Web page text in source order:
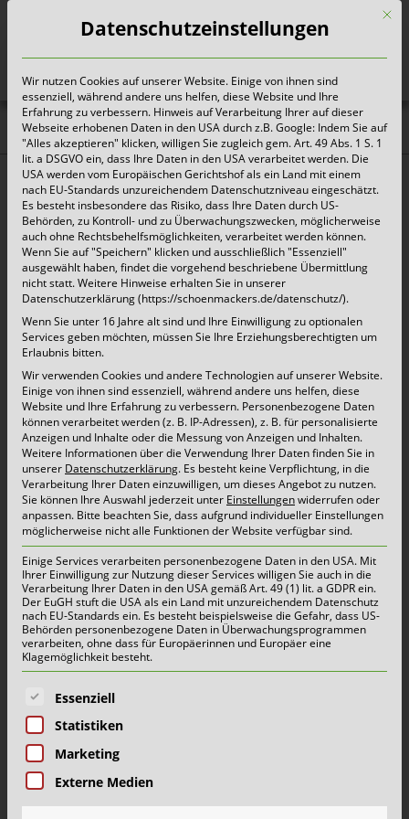
Heute für morgen sorgen
Voerde: Zum Start hakt der
Tonnentausch
Kempen/Voerde, 01. Januar 2020– In Voerde
kommt es wegen des Gefäßaustauschs beim
Restmüll und Bioabfall zu Problemen. Darauf
weist das ab 2020 beauftragte
Entsorgungsunternehmen Schönmackers hin
und bittet um Verständnis. Der bisherige
Entsorger hat viele Altgefäße jetzt mit der letzten
Leerung des Jahres eingesammelt. Die neuen
Gefäße von Schönmackers konnten leider noch
nicht komplett ausgeliefert werden.
Der Übergang gestaltet sich deshalb schwierig,
weil die zur Verfügung gestellten Daten teilweise
veraltet sind und einer Aktualisierung bedürfen.
Diese wird jetzt vorgenommen. Von einigen
Grundstücken liegen Schönmackers keine Daten
vor. Ferner gibt es Unstimmigkeiten bezüglich
Tonnenanzahl und Gefäßgrößen.
Schönmackers arbeitet übers Jahr mit Hochdruck
Mit
Datenschutzeinstellungen
Wir nutzen Cookies auf unserer Website. Einige von ihnen sind
essenziell, während andere uns helfen, diese Website und Ihre
Erfahrung zu verbessern. Hinweis auf Verarbeitung Ihrer auf dieser
Webseite erhobenen Daten in den USA durch z.B. Google: Indem Sie auf
"Alles akzeptieren" klicken, willigen Sie zugleich gem. Art. 49 Abs. 1 S. 1
lit. a DSGVO ein, dass Ihre Daten in den USA verarbeitet werden. Die
USA werden vom Europäischen Gerichtshof als ein Land mit einem
nach EU-Standards unzureichendem Datenschutzniveau eingeschätzt.
Es besteht insbesondere das Risiko, dass Ihre Daten durch US-
Behörden, zu Kontroll- und zu Überwachungszwecken, möglicherweise
auch ohne Rechtsbehelfsmöglichkeiten, verarbeitet werden können.
Wenn Sie auf "Speichern" klicken und ausschließlich "Essenziell"
ausgewählt haben, findet die vorgehend beschriebene Übermittlung
nicht statt. Weitere Hinweise erhalten Sie in unserer
Datenschutzerklärung (https://schoenmackers.de/datenschutz/).
Wenn Sie unter 16 Jahre alt sind und Ihre Einwilligung zu optionalen
Services geben möchten, müssen Sie Ihre Erziehungsberechtigten um
Erlaubnis bitten.
Wir verwenden Cookies und andere Technologien auf unserer Website.
Einige von ihnen sind essenziell, während andere uns helfen, diese
Website und Ihre Erfahrung zu verbessern. Personenbezogene Daten
können verarbeitet werden (z. B. IP-Adressen), z. B. für personalisierte
Anzeigen und Inhalte oder die Messung von Anzeigen und Inhalten.
Weitere Informationen über die Verwendung Ihrer Daten finden Sie in
unserer Datenschutzerklärung. Es besteht keine Verpflichtung, in die
Verarbeitung Ihrer Daten einzuwilligen, um dieses Angebot zu nutzen.
Sie können Ihre Auswahl jederzeit unter Einstellungenwiderrufen oder
anpassen. Bitte beachten Sie, dass aufgrund individueller Einstellungen
möglicherweise nicht alle Funktionen der Website verfügbar sind.
Einige Services verarbeiten personenbezogene Daten in den USA. Mit
Ihrer Einwilligung zur Nutzung dieser Services willigen Sie auch in die
Verarbeitung Ihrer Daten in den USA gemäß Art. 49 (1) lit. a GDPR ein.
Der EuGH stuft die USA als ein Land mit unzureichendem Datenschutz
nach EU-Standards ein. Es besteht beispielsweise die Gefahr, dass US-
Behörden personenbezogene Daten in Überwachungsprogrammen
verarbeiten, ohne dass für Europäerinnen und Europäer eine
Klagemöglichkeit besteht.
Es folgt eine Liste der Service-Gruppen, für die eine
Essenziell
Statistiken
Marketing
Externe Medien